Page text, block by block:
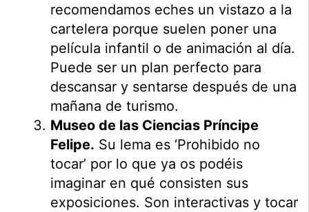
recomendamos eches un vistazo a la
cartelera porque suelen poner una
película infantil o de animación al día.
Puede ser un plan perfecto para
descansar y sentarse después de una
mañana de turismo.
Museo de las Ciencias Príncipe
Felipe. Su lema es ‘Prohibido no
tocar’ por lo que ya os podéis
imaginar en qué consisten sus
exposiciones. Son interactivas y tocar